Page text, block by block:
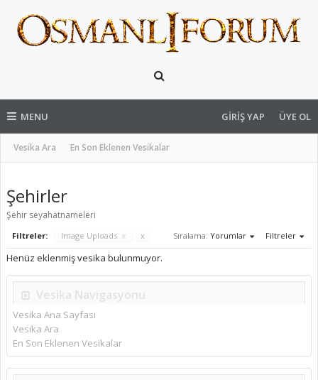
MENU
Vesika Ara En Son Eklenen Vesikalar
GIRIŞ YAP ÜYE OL
Şehirler
Şehir seyahatnameleri
Filtreler: Image Uploads x x Sıralama: Yorumlar Filtreler
Henüz eklenmiş vesika bulunmuyor.
Vesika Navigasyonu
Vesika Ana Sayfası
Vesika Ara
En Son Eklenen Vesikalar